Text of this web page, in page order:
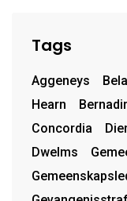
Tags
Aggeneys
Hearn
Concordia
Dwelms